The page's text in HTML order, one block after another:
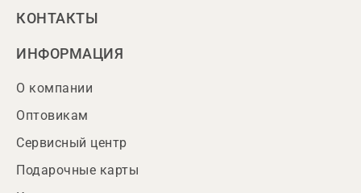
КОНТАКТЫ
ИНФОРМАЦИЯ
О компании
Оптовикам
Сервисный центр
Подарочные карты